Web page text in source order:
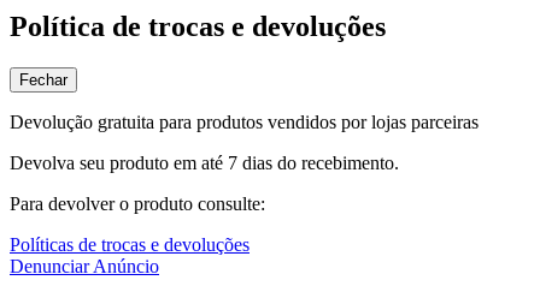
Política de trocas e devoluções
Fechar
Devolução gratuita para produtos vendidos por lojas parceiras
Devolva seu produto em até 7 dias do recebimento.
Para devolver o produto consulte:
Políticas de trocas e devoluções
Denunciar Anúncio